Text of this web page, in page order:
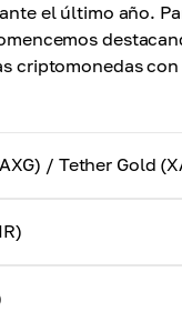
el último año.
criptomonedas
/ Tether Gold
de 2025 (USD)
de 2026 (USD)
de 2025 (USD)